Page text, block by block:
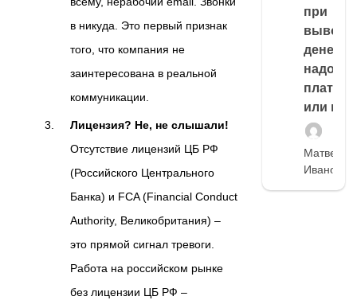
в никуда. Это первый признак
того, что компания не
заинтересована в реальной
коммуникации.
Лицензия? Не, не слышали!
Отсутствие лицензий ЦБ РФ
(Российского Центрального
Банка) и FCA (Financial Conduct
Authority, Великобритания) –
это прямой сигнал тревоги.
Работа на российском рынке
без лицензии ЦБ РФ –
при
выводе
денег,
надо
платить
или
Матвей
Иванов